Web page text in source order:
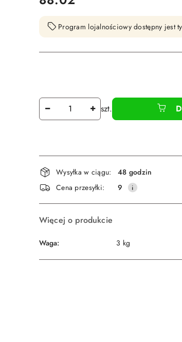
Program lojalnościowy dostępny jest
Ilość szt.
Dostępność
i
dostawa
Wysyłka w ciągu:
48 godzin
Cena przesyłki:
9
Więcej o produkcie
Waga: 3 kg